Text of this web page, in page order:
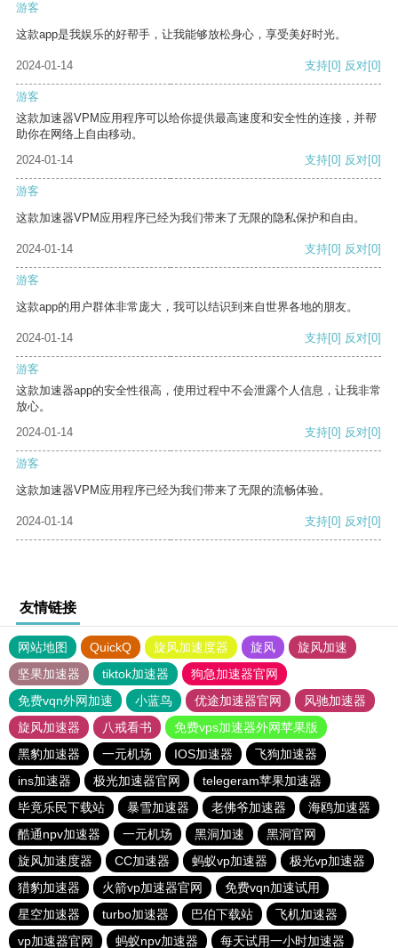
游客
这款app是我娱乐的好帮手，让我能够放松身心，享受美好时光。
2024-01-14 支持[0] 反对[0]
游客
这款加速器VPM应用程序可以给你提供最高速度和安全性的连接，并帮
助你在网络上自由移动。
2024-01-14
支持[0] 反对[0]
游客
这款加速器VPM应用程序已经为我们带来了无限的隐私保护和自由。
2024-01-14 支持[0] 反对[0]
游客
这款app的用户群体非常庞大，我可以结识到来自世界各地的朋友。
2024-01-14 支持[0] 反对[0]
游客
这款加速器app的安全性很高，使用过程中不会泄露个人信息，让我非常
放心。
2024-01-14
支持[0] 反对[0]
游客
这款加速器VPM应用程序已经为我们带来了无限的流畅体验。
2024-01-14 支持[0] 反对[0]
友情链接
网站地图 QuickQ 旋风加速度器 旋风
旋风加速
坚果加速器
tiktok加速器
狗急加速器官网
免费vqn外网加速
小蓝鸟 优途加速器官网
风驰加速器
旋风加速器
八戒看书
免费vps加速器外网苹果版
黑豹加速器
一元机场 IOS加速器
飞狗加速器
ins加速器
极光加速器官网
telegeram苹果加速器
毕竟乐民下载站
暴雪加速器 老佛爷加速器
海鸥加速器
酷通npv加速器
一元机场 黑洞加速
黑洞官网
旋风加速度器
CC加速器 蚂蚁vp加速器
极光vp加速器
猎豹加速器
火箭vp加速器官网
免费vqn加速试用
星空加速器
turbo加速器 巴伯下载站
飞机加速器
vp加速器官网
蚂蚁npv加速器 每天试用一小时加速器